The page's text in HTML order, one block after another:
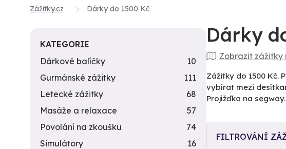
Zážitky.cz Dárky do 1500 Kč
Dárky
Zobrazit zážitky
Zážitky do 1500 Kč.
vybírat mezi
Projížďka na
FILTROVÁNÍ
KATEGORIE
Dárkové balíčky
10
Gurmánské zážitky
111
Letecké zážitky
68
Masáže a relaxace
57
Povolání na zkoušku
74
Simulátory
16